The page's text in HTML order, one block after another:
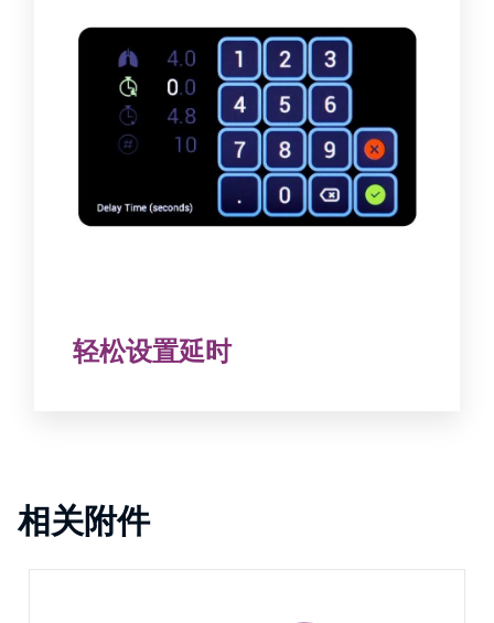
轻松设置延时
相关附件